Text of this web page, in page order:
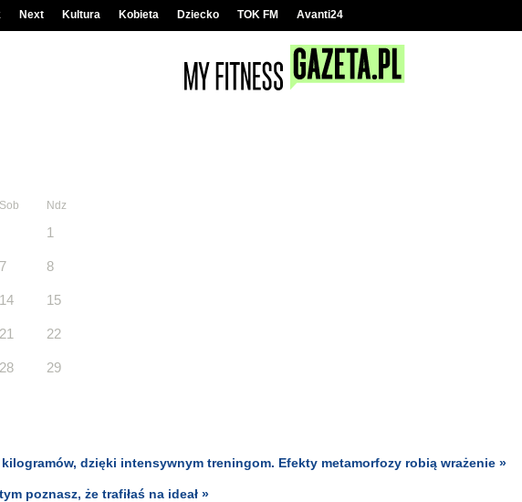
Next Kultura Kobieta Dziecko TOK FM Avanti24
Sob Ndz
1
7 8
14 15
21 22
28 29
dzięki intensywnym treningom. Efekty metamorfozy robią wrażenie »
poznasz, że trafiłaś na ideał »